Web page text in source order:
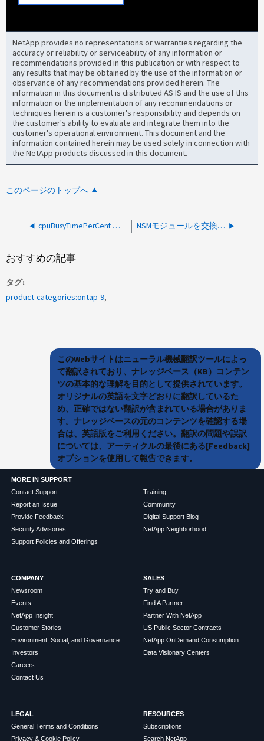
NetApp provides no representations or warranties regarding the
accuracy or reliability or serviceability of any information or
recommendations provided in this publication or with respect to
any results that may be obtained by the use of the information or
observance of any recommendations provided herein. The
information in this document is distributed AS IS and the use of this
information or the implementation of any recommendations or
techniques herein is a customer's responsibility and depends on
the customer's ability to evaluate and integrate them into the
customer's operational environment. This document and the
information contained herein may be used solely in connection with
the NetApp products discussed in this document.
このページのトップへ
cpuBusyTimePerCent メトリックは断続的なCPU使用率のスパイクを示します NSMモジュールを交換したときに長いCPが発生しました
おすすめの記事
タグ
product-categories:ontap-9
このWebサイトはニューラル機械翻訳ツールによっ
て翻訳されており、ナレッジベース（KB）コンテン
ツの基本的な理解を目的として提供されています。
オリジナルの英語を文字どおりに翻訳しているた
め、正確ではない翻訳が含まれている場合がありま
す。ナレッジベースの元のコンテンツを確認する場
合は、英語版をご利用ください。翻訳の問題や誤訳
については、アーティクルの最後にある[Feedback]
オプションを使用して報告できます。
MORE IN SUPPORT
Contact Support
Report an Issue
Provide Feedback
Security Advisories
Support Policies and Offerings
Training
Community
Digital Support Blog
NetApp Neighborhood
COMPANY
Newsroom
Events
NetApp Insight
Customer Stories
Environment, Social, and Governance
Investors
Careers
Contact Us
SALES
Try and Buy
Find A Partner
Partner With NetApp
US Public Sector Contracts
NetApp OnDemand Consumption
Data Visionary Centers
LEGAL
General Terms and Conditions
Privacy & Cookie Policy
RESOURCES
Subscriptions
Search NetApp